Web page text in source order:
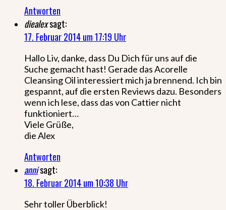
Antworten
diealexsagt:
17. Februar 2014 um 17:19 Uhr
Hallo Liv, danke, dass Du Dich für uns auf die
Suche gemacht hast! Gerade das Acorelle
Cleansing Oil interessiert mich ja brennend. Ich bin
gespannt, auf die ersten Reviews dazu. Besonders
wenn ich lese, dass das von Cattier nicht
funktioniert…
Viele Grüße,
die Alex
Antworten
annisagt:
18. Februar 2014 um 10:38 Uhr
Sehr toller Überblick!